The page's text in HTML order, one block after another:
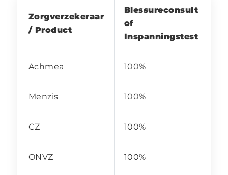
Zorgverzekeraar
/ Product
Blessureconsult
of
Inspanningstest
Achmea 100%
Menzis 100%
CZ 100%
ONVZ 100%